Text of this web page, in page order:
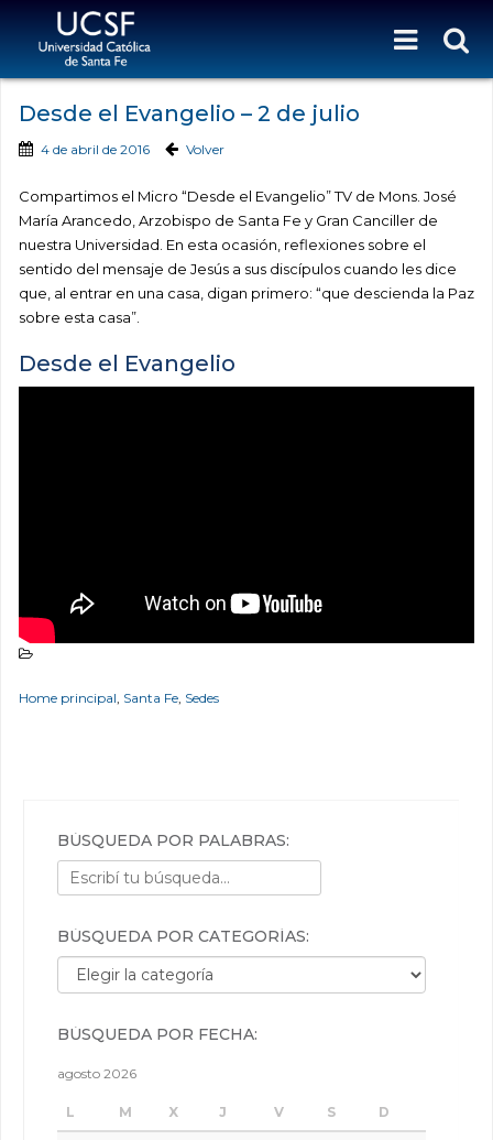
Desde el Evangelio – 2 de julio
4 de abril de 2016 Volver
Compartimos el Micro “Desde el Evangelio” TV de Mons. José
María Arancedo, Arzobispo de Santa Fe y Gran Canciller de
nuestra Universidad. En esta ocasión, reflexiones sobre el
sentido del mensaje de Jesús a sus discípulos cuando les dice
que, al entrar en una casa, digan primero: “que descienda la Paz
sobre esta casa”.
Desde el Evangelio
Home principal Santa Fe Sedes
BÚSQUEDA POR PALABRAS:
BÚSQUEDA POR CATEGORÍAS:
Búsqueda por categorías:
BÚSQUEDA POR FECHA:
agosto 2026
L M X J V S D